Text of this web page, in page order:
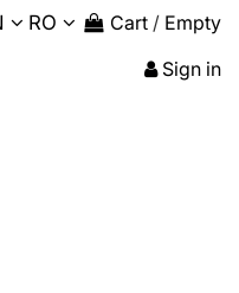
RO Cart / Empty
Sign in